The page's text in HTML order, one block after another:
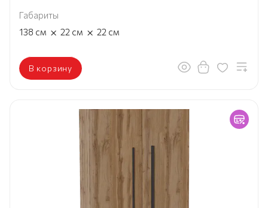
Габариты
138 см × 22 см × 22 см
В корзину